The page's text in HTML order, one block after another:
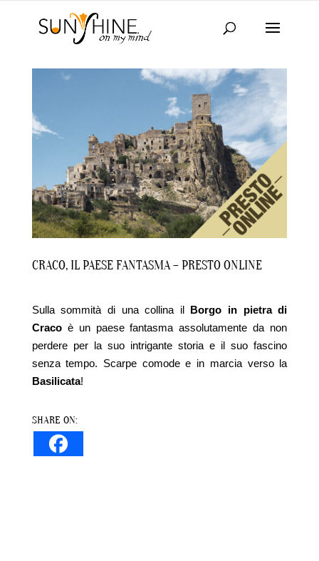
CRACO, IL PAESE FANTASMA – PRESTO ONLINE
Sulla sommità di una collina il Borgo in pietra di
Cracoè un paese fantasma assolutamente da non
perdere per la suo intrigante storia e il suo fascino
senza tempo. Scarpe comode e in marcia verso la
Basilicata!
SHARE ON: